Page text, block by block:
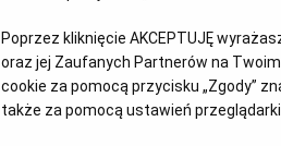
OPIS
Цієї
Poprzez kliknięcie AKCEPTUJĘ
oraz jej Zaufanych Partnerów na
cookie za pomocą przycisku „Zgody”
także za pomocą ustawień przeglądarki.